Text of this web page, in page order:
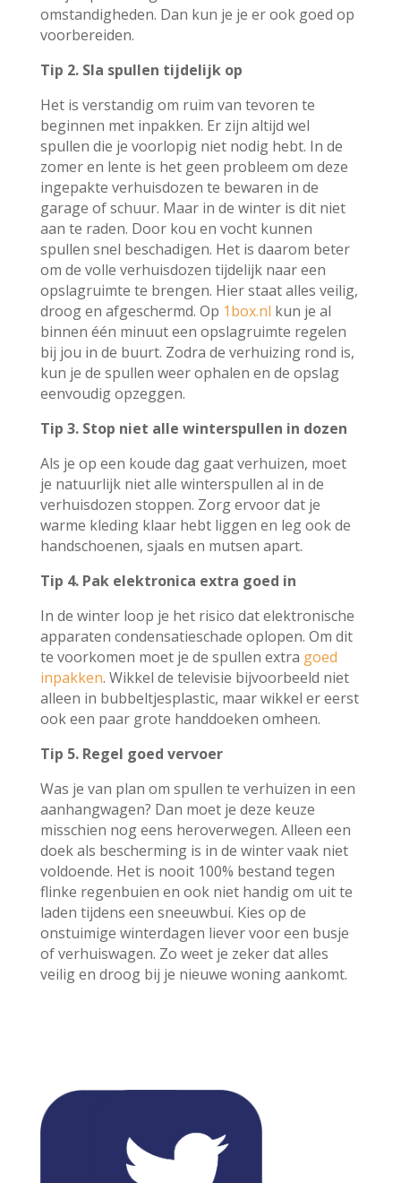
omstandigheden. Dan kun je je er ook goed op
voorbereiden.
Tip 2. Sla spullen tijdelijk op
Het is verstandig om ruim van tevoren te
beginnen met inpakken. Er zijn altijd wel
spullen die je voorlopig niet nodig hebt. In de
zomer en lente is het geen probleem om deze
ingepakte verhuisdozen te bewaren in de
garage of schuur. Maar in de winter is dit niet
aan te raden. Door kou en vocht kunnen
spullen snel beschadigen. Het is daarom beter
om de volle verhuisdozen tijdelijk naar een
opslagruimte te brengen. Hier staat alles veilig,
droog en afgeschermd. Op 1box.nl kun je al
binnen één minuut een opslagruimte regelen
bij jou in de buurt. Zodra de verhuizing rond is,
kun je de spullen weer ophalen en de opslag
eenvoudig opzeggen.
Tip 3. Stop niet alle winterspullen in dozen
Als je op een koude dag gaat verhuizen, moet
je natuurlijk niet alle winterspullen al in de
verhuisdozen stoppen. Zorg ervoor dat je
warme kleding klaar hebt liggen en leg ook de
handschoenen, sjaals en mutsen apart.
Tip 4. Pak elektronica extra goed in
In de winter loop je het risico dat elektronische
apparaten condensatieschade oplopen. Om dit
te voorkomen moet je de spullen extra goed
inpakken. Wikkel de televisie bijvoorbeeld niet
alleen in bubbeltjesplastic, maar wikkel er eerst
ook een paar grote handdoeken omheen.
Tip 5. Regel goed vervoer
Was je van plan om spullen te verhuizen in een
aanhangwagen? Dan moet je deze keuze
misschien nog eens heroverwegen. Alleen een
doek als bescherming is in de winter vaak niet
voldoende. Het is nooit 100% bestand tegen
flinke regenbuien en ook niet handig om uit te
laden tijdens een sneeuwbui. Kies op de
onstuimige winterdagen liever voor een busje
of verhuiswagen. Zo weet je zeker dat alles
veilig en droog bij je nieuwe woning aankomt.